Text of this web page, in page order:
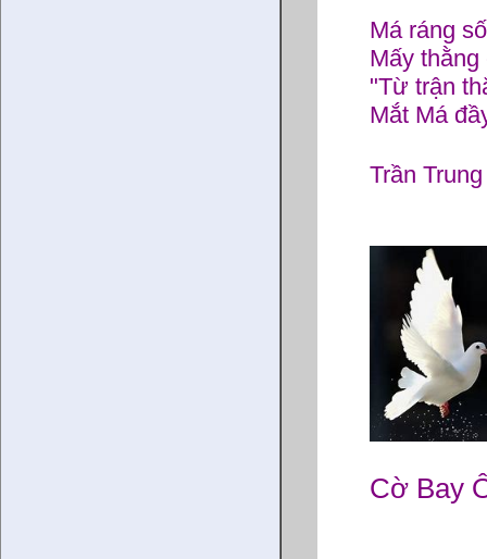
Má ráng
Mấy
"Từ trận
Mắt Má
Trần
Cờ Bay